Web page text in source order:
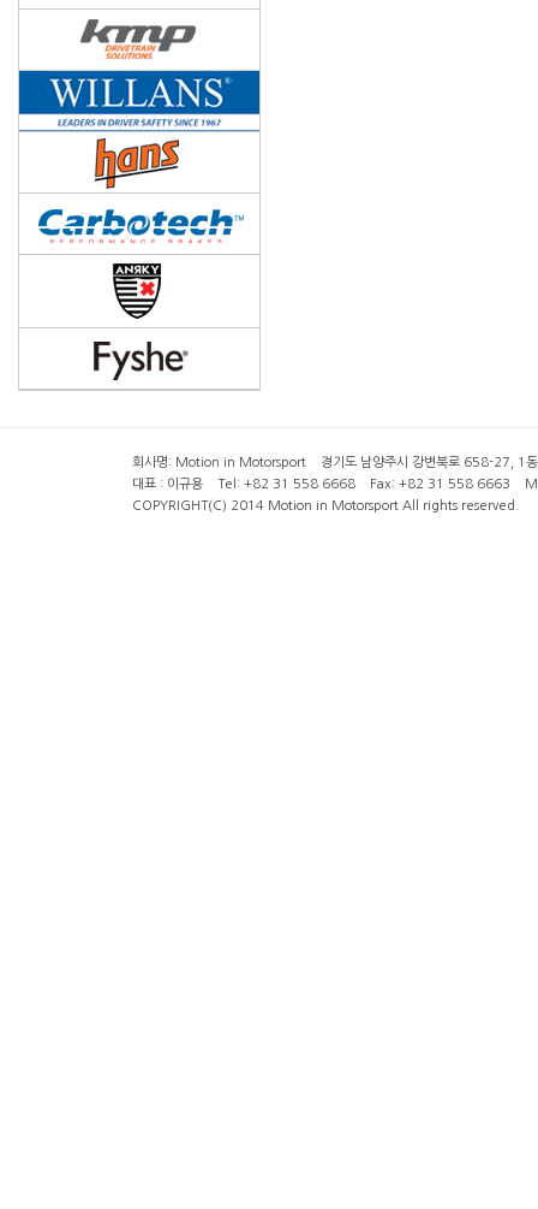
회사명: Motion in Motorsport 경기도 남양주시 강변북로 658-27,
대표 : 이규용 Tel: +82 31 558 6668 Fax: +82 31 558 6663
COPYRIGHT(C) 2014 Motion in Motorsport All rights reserved.